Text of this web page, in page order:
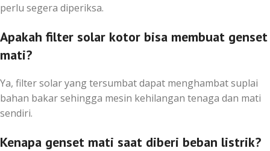
perlu segera diperiksa.
Apakah filter solar kotor bisa membuat genset
mati?
Ya, filter solar yang tersumbat dapat menghambat suplai
bahan bakar sehingga mesin kehilangan tenaga dan mati
sendiri.
Kenapa genset mati saat diberi beban listrik?